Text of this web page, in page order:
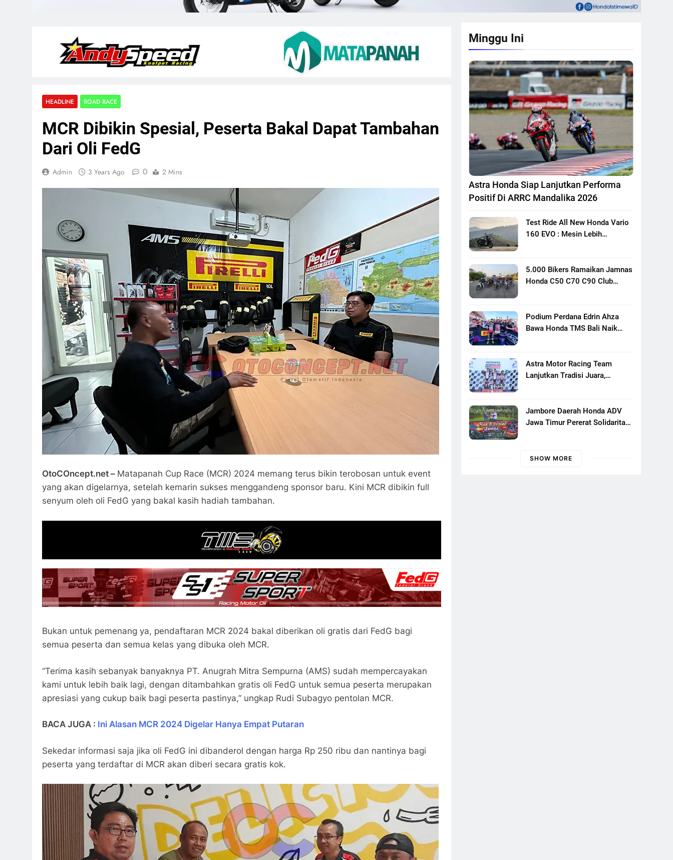
HEADLINE ROAD RACE
MCR Dibikin Spesial, Peserta Bakal Dapat Tambahan
Dari Oli FedG
Admin 3 Years Ago 0 2 Mins
OtoCOncept.net – Matapanah Cup Race (MCR) 2024 memang terus bikin terobosan untuk event
yang akan digelarnya, setelah kemarin sukses menggandeng sponsor baru. Kini MCR dibikin full
senyum oleh oli FedG yang bakal kasih hadiah tambahan.
Bukan untuk pemenang ya, pendaftaran MCR 2024 bakal diberikan oli gratis dari FedG bagi
semua peserta dan semua kelas yang dibuka oleh MCR.
“Terima kasih sebanyak banyaknya PT. Anugrah Mitra Sempurna (AMS) sudah mempercayakan
kami untuk lebih baik lagi, dengan ditambahkan gratis oli FedG untuk semua peserta merupakan
apresiasi yang cukup baik bagi peserta pastinya,” ungkap Rudi Subagyo pentolan MCR.
BACA JUGA : Ini Alasan MCR 2024 Digelar Hanya Empat Putaran
Sekedar informasi saja jika oli FedG ini dibanderol dengan harga Rp 250 ribu dan nantinya bagi
peserta yang terdaftar di MCR akan diberi secara gratis kok.
Minggu Ini
Astra Honda Siap Lanjutkan Performa
Positif Di ARRC Mandalika 2026
Test Ride All New Honda Vario
160 EVO : Mesin Lebih
5.000 Bikers Ramaikan Jamnas
Honda C50 C70 C90 Club
Motor Klasik Honda
Podium Perdana Edrin Ahza
Bawa Honda TMS Bali Naik
Astra Motor Racing Team
Lanjutkan Tradisi Juara,
Putaran Ke 3
Jambore Daerah Honda ADV
Jawa Timur Pererat Solidaritas
Banyuwangi
SHOW MORE